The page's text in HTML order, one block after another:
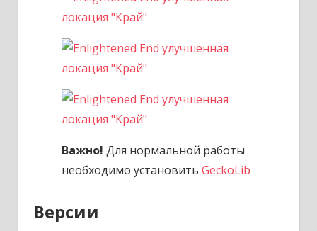
Важно! Для нормальной работы
необходимо установить GeckoLib
Версии